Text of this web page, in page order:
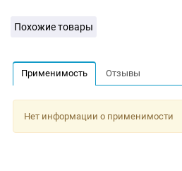
Похожие товары
Применимость Отзывы
Нет информации о применимости